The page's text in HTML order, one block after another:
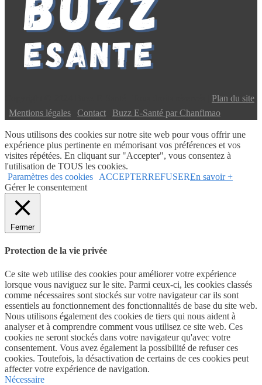
Plan du site
Mentions légales Contact Buzz E-Santé par Chanfimao
Nous utilisons des cookies sur notre site web pour vous offrir une
expérience plus pertinente en mémorisant vos préférences et vos
visites répétées. En cliquant sur "Accepter", vous consentez à
l'utilisation de TOUS les cookies.
Paramètres des cookies
ACCEPTERREFUSEREn savoir +
Gérer le consentement
Fermer
Protection de la vie privée
Ce site web utilise des cookies pour améliorer votre expérience
lorsque vous naviguez sur le site. Parmi ceux-ci, les cookies classés
comme nécessaires sont stockés sur votre navigateur car ils sont
essentiels au fonctionnement des fonctionnalités de base du site web.
Nous utilisons également des cookies de tiers qui nous aident à
analyser et à comprendre comment vous utilisez ce site web. Ces
cookies ne seront stockés dans votre navigateur qu'avec votre
consentement. Vous avez également la possibilité de refuser ces
cookies. Toutefois, la désactivation de certains de ces cookies peut
affecter votre expérience de navigation.
Nécessaire